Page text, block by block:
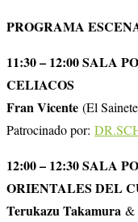
PROGRAMA
11:30 – 12:00 SALA
CELIACOS
Fran Vicente (El
Patrocinado por:
12:00 – 12:30 SALA
ORIENTALES DEL
Terukazu Takamura &